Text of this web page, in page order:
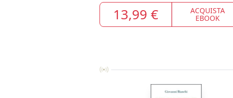
13,99 € ACQUISTA
EBOOK